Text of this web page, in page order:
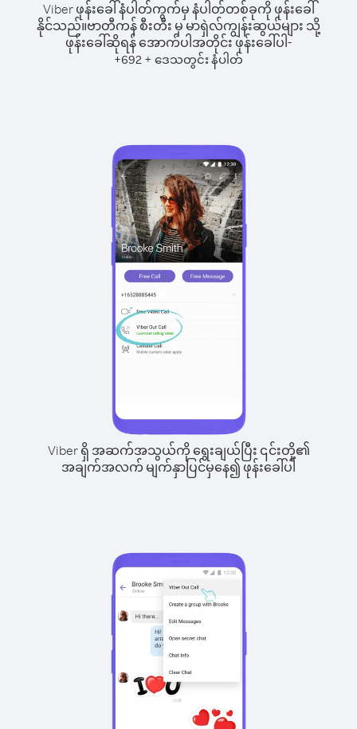
Viber ဖုန်းခေါ်နံပါတ်ကွက်မှ နံပါတ်တစ်ခုကို ဖုန်းခေါ်
နိုင်သည်။ဗာတီကန် စီးတီး မှ မာရှဲလ်ကျွန်းဆွယ်များ သို့
ဖုန်းခေါ်ဆိုရန် အောက်ပါအတိုင်း ဖုန်းခေါ်ပါ-
+692 + ဒေသတွင်း နံပါတ်
Viber ရှိ အဆက်အသွယ်ကို ရွေးချယ်ပြီး ၎င်းတို့၏
အချက်အလက် မျက်နှာပြင်မှနေ၍ ဖုန်းခေါ်ပါ